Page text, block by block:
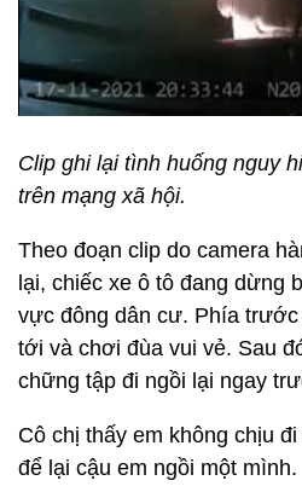
Clip ghi lại tình huống nguy
trên mạng xã hội.
Theo đoạn clip do camera
lại, chiếc xe ô tô đang dừng
vực đông dân cư. Phía
tới và chơi đùa vui vẻ. Sau
chững tập đi ngồi lại ngay
Cô chị thấy em không chịu
để lại cậu em ngồi một mình.